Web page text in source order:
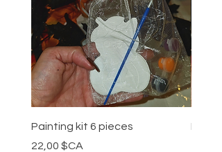
Painting kit 6 pieces
Prix
22,00 $CA